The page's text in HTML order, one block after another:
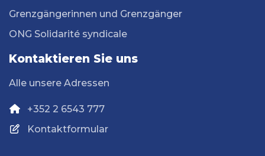
Grenzgängerinnen und Grenzgänger
ONG Solidarité syndicale
Kontaktieren Sie uns
Alle unsere Adressen
+352 2 6543 777
Kontaktformular